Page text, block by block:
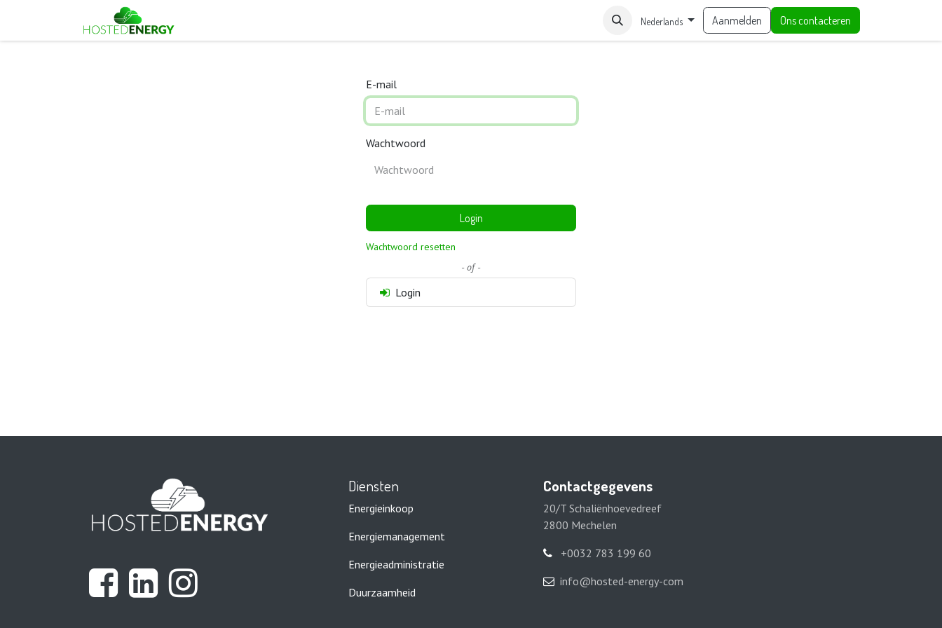
Nederlands Aanmelden Ons contacteren
E-mail
Wachtwoord
Login
Wachtwoord resetten
- of -
Login
Contactgegevens
20/T Schaliënhoevedreef
2800 Mechelen
+0032 783 199 60
info@hosted-energy-com
Diensten
Energieinkoop
Energiemanagement
Energieadministratie
Duurzaamheid